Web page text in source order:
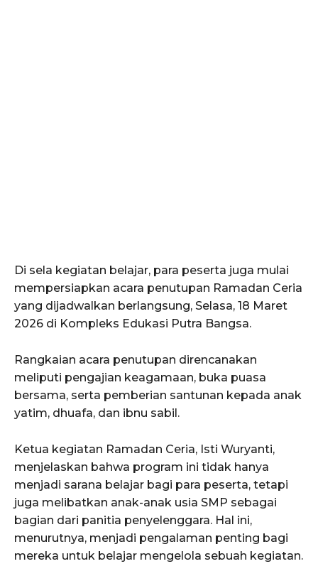
Di sela kegiatan belajar, para peserta juga mulai
mempersiapkan acara penutupan Ramadan Ceria
yang dijadwalkan berlangsung, Selasa, 18 Maret
2026 di Kompleks Edukasi Putra Bangsa.
Rangkaian acara penutupan direncanakan
meliputi pengajian keagamaan, buka puasa
bersama, serta pemberian santunan kepada anak
yatim, dhuafa, dan ibnu sabil.
Ketua kegiatan Ramadan Ceria, Isti Wuryanti,
menjelaskan bahwa program ini tidak hanya
menjadi sarana belajar bagi para peserta, tetapi
juga melibatkan anak-anak usia SMP sebagai
bagian dari panitia penyelenggara. Hal ini,
menurutnya, menjadi pengalaman penting bagi
mereka untuk belajar mengelola sebuah kegiatan.